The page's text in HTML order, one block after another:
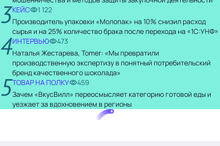
3КЕЙС
1 122
Производитель упаковки «Молопак» на 10% снизил расход
сырья и на 25% количество брака после перехода на «1С:УНФ»
4ИНТЕРВЬЮ
473
Наталья Жестарева, Tomer: «Мы превратили
производственную экспертизу в понятный потребительский
бренд качественного шоколада»
5ТОВАР НА ПОЛКУ
459
Зачем «ВкусВилл» переосмысляет категорию готовой еды и
уезжает за вдохновением в регионы